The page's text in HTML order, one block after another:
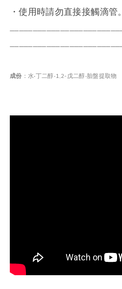
・使用時請勿直接接觸滴管。
成份 ：水‧丁二醇‧1,2-戊二醇‧胎盤提取物